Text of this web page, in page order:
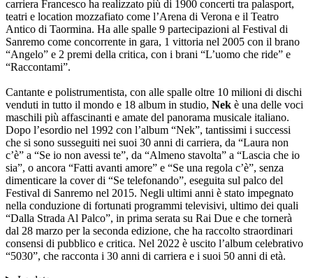
carriera Francesco ha realizzato più di 1900 concerti tra palasport,
teatri e location mozzafiato come l’Arena di Verona e il Teatro
Antico di Taormina. Ha alle spalle 9 partecipazioni al Festival di
Sanremo come concorrente in gara, 1 vittoria nel 2005 con il brano
“Angelo” e 2 premi della critica, con i brani “L’uomo che ride” e
“Raccontami”.
Cantante e polistrumentista, con alle spalle oltre 10 milioni di dischi
venduti in tutto il mondo e 18 album in studio, Nek è una delle voci
maschili più affascinanti e amate del panorama musicale italiano.
Dopo l’esordio nel 1992 con l’album “Nek”, tantissimi i successi
che si sono susseguiti nei suoi 30 anni di carriera, da “Laura non
c’è” a “Se io non avessi te”, da “Almeno stavolta” a “Lascia che io
sia”, o ancora “Fatti avanti amore” e “Se una regola c’è”, senza
dimenticare la cover di “Se telefonando”, eseguita sul palco del
Festival di Sanremo nel 2015. Negli ultimi anni è stato impegnato
nella conduzione di fortunati programmi televisivi, ultimo dei quali
“Dalla Strada Al Palco”, in prima serata su Rai Due e che tornerà
dal 28 marzo per la seconda edizione, che ha raccolto straordinari
consensi di pubblico e critica. Nel 2022 è uscito l’album celebrativo
“5030”, che racconta i 30 anni di carriera e i suoi 50 anni di età.